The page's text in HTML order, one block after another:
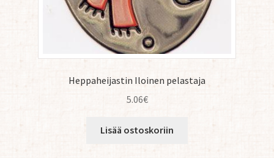
Heppaheijastin Iloinen pelastaja
5.06€
Lisää ostoskoriin